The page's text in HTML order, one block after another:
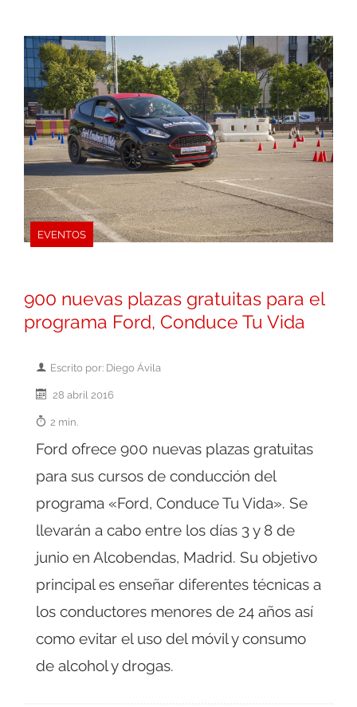
EVENTOS
900 nuevas plazas gratuitas para el
programa Ford, Conduce Tu Vida
Escrito por: Diego Ávila
28 abril 2016
2 min.
Ford ofrece 900 nuevas plazas gratuitas
para sus cursos de conducción del
programa «Ford, Conduce Tu Vida». Se
llevarán a cabo entre los días 3 y 8 de
junio en Alcobendas, Madrid. Su objetivo
principal es enseñar diferentes técnicas a
los conductores menores de 24 años así
como evitar el uso del móvil y consumo
de alcohol y drogas.